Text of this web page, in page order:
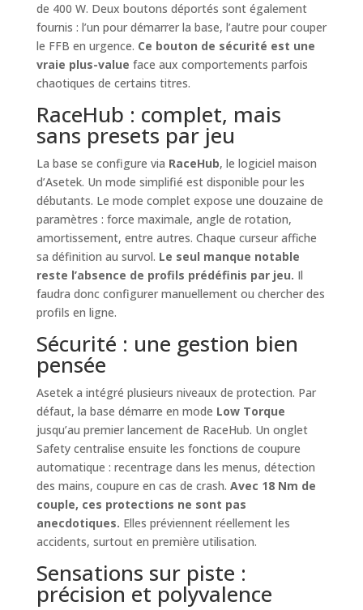
de 400 W. Deux boutons déportés sont également
fournis : l’un pour démarrer la base, l’autre pour couper
le FFB en urgence. Ce bouton de sécurité est une
vraie plus-value face aux comportements parfois
chaotiques de certains titres.
RaceHub : complet, mais
sans presets par jeu
La base se configure via RaceHub, le logiciel maison
d’Asetek. Un mode simplifié est disponible pour les
débutants. Le mode complet expose une douzaine de
paramètres : force maximale, angle de rotation,
amortissement, entre autres. Chaque curseur affiche
sa définition au survol. Le seul manque notable
reste l’absence de profils prédéfinis par jeu. Il
faudra donc configurer manuellement ou chercher des
profils en ligne.
Sécurité : une gestion bien
pensée
Asetek a intégré plusieurs niveaux de protection. Par
défaut, la base démarre en mode Low Torque
jusqu’au premier lancement de RaceHub. Un onglet
Safety centralise ensuite les fonctions de coupure
automatique : recentrage dans les menus, détection
des mains, coupure en cas de crash. Avec 18 Nm de
couple, ces protections ne sont pas
anecdotiques. Elles préviennent réellement les
accidents, surtout en première utilisation.
Sensations sur piste :
précision et polyvalence